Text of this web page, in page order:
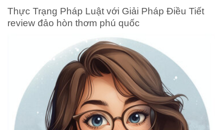
Thực Trạng Pháp Luật với Giải Pháp Điều Tiết
review đảo hòn thơm phú quốc